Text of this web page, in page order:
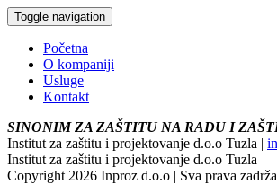
Toggle navigation
Početna
O kompaniji
Usluge
Kontakt
SINONIM ZA ZAŠTITU NA RADU I
Institut za zaštitu i projektovanje d.o.o Tuzla |
Institut za zaštitu i projektovanje d.o.o Tuzla
Copyright 2026 Inproz d.o.o | Sva prava